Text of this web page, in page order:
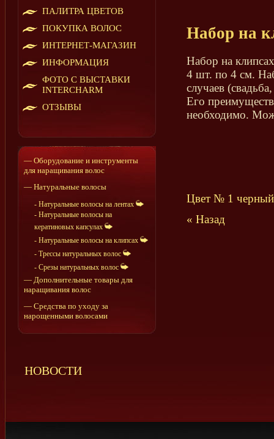
ПАЛИТРА ЦВЕТОВ
ПОКУПКА ВОЛОС
ИНТЕРНЕТ-МАГАЗИН
ИНФОРМАЦИЯ
ФОТО С ВЫСТАВКИ
INTERCHARM
ОТЗЫВЫ
— Оборудование и инструменты
для наращивания волос
— Натуральные волосы
- Натуральные волосы на лентах
- Натуральные волосы на
кератиновых капсулах
- Натуральные волосы на клипсах
- Трессы натуральных волос
- Срезы натуральных волос
— Дополнительные товары для
наращивания волос
— Средства по уходу за
нарощенными волосами
НОВОСТИ
Набор на
Набор на
4 шт. по 4 см.
случаев
Его
необходимо.
Цвет № 1 черный
« Назад